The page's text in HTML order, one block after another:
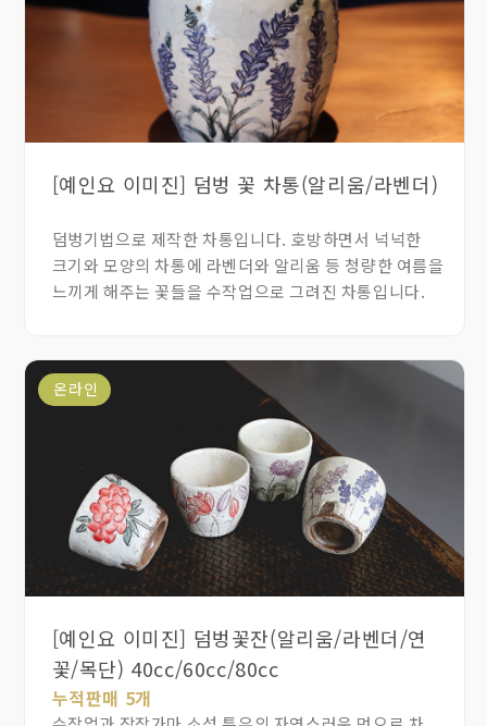
[예인요 이미진] 덤벙 꽃 차통(알리움/라벤더)
덤벙기법으로 제작한 차통입니다. 호방하면서 넉넉한
크기와 모양의 차통에 라벤더와 알리움 등 청량한 여름을
느끼게 해주는 꽃들을 수작업으로 그려진 차통입니다.
온라인
[예인요 이미진] 덤벙꽃잔(알리움/라벤더/연
꽃/목단) 40cc/60cc/80cc
누적판매 5개